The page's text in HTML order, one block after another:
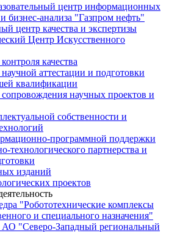
центр информационных
бизнес-анализа "Газпром нефть"
центр качества и экспертизы
Центр Искусственного
качества
аттестации и подготовки
квалификации
научных проектов и
собственности и
программной поддержки
технологического партнерства и
изданий
проектов
"Робототехнические комплексы
и специального назначения"
АО "Северо-Западный региональный